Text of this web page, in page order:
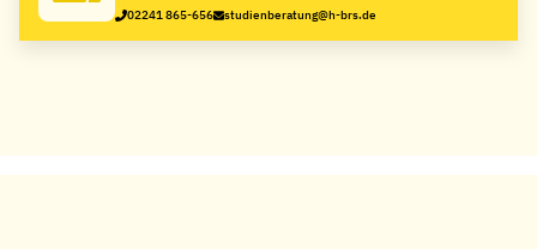
02241 865-656 studienberatung@h-brs.de